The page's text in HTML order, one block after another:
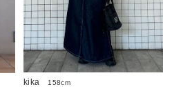
kika 158cm